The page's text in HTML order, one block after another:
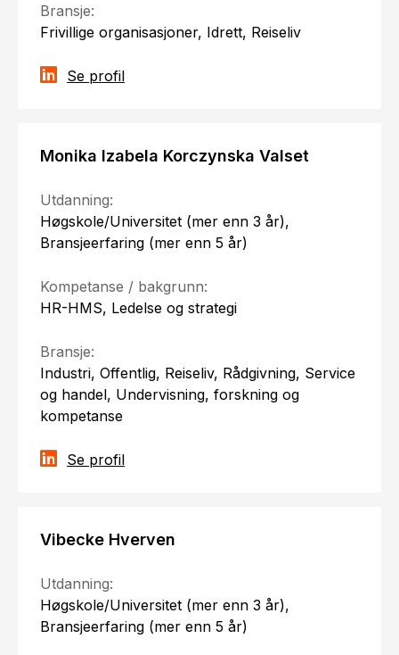
Bransje:
Frivillige organisasjoner, Idrett, Reiseliv
Se profil
Monika Izabela Korczynska Valset
Utdanning:
Høgskole/Universitet (mer enn 3 år),
Bransjeerfaring (mer enn 5 år)
Kompetanse / bakgrunn:
HR-HMS, Ledelse og strategi
Bransje:
Industri, Offentlig, Reiseliv, Rådgivning, Service
og handel, Undervisning, forskning og
kompetanse
Se profil
Vibecke Hverven
Utdanning:
Høgskole/Universitet (mer enn 3 år),
Bransjeerfaring (mer enn 5 år)